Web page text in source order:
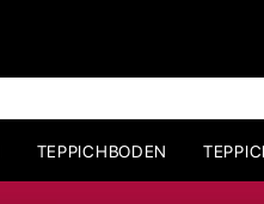
TEPPICHBODEN